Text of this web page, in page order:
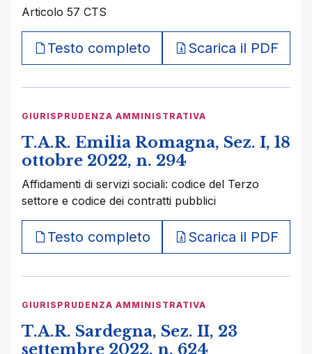
Articolo 57 CTS
Testo completo Scarica il PDF
GIURISPRUDENZA AMMINISTRATIVA
T.A.R. Emilia Romagna, Sez. I, 18
ottobre 2022, n. 294
Affidamenti di servizi sociali: codice del Terzo
settore e codice dei contratti pubblici
Testo completo Scarica il PDF
GIURISPRUDENZA AMMINISTRATIVA
T.A.R. Sardegna, Sez. II, 23
settembre 2022, n. 624